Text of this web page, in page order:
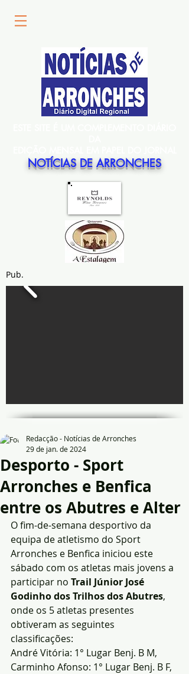
NOTÍCIAS DE ARRONCHES
Pub.
Desporto - Sport
Arronches e Benfica
entre os Abutres e Alter
Redacção - Notícias de Arronches
29 de jan. de 2024
O fim-de-semana desportivo da
equipa de atletismo do Sport
Arronches e Benfica iniciou este
sábado com os atletas mais jovens a
participar no Trail Júnior José
Godinho dos Trilhos dos Abutres,
onde os 5 atletas presentes
obtiveram as seguintes
classificações:
André Vitória: 1° Lugar Benj. B M,
Carminho Afonso: 1° Lugar Benj. B F,